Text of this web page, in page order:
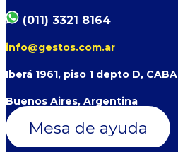
(011) 3321 8164
info@gestos.com.ar
Iberá 1961, piso 1 depto D, CABA
Buenos Aires, Argentina
Mesa de ayuda